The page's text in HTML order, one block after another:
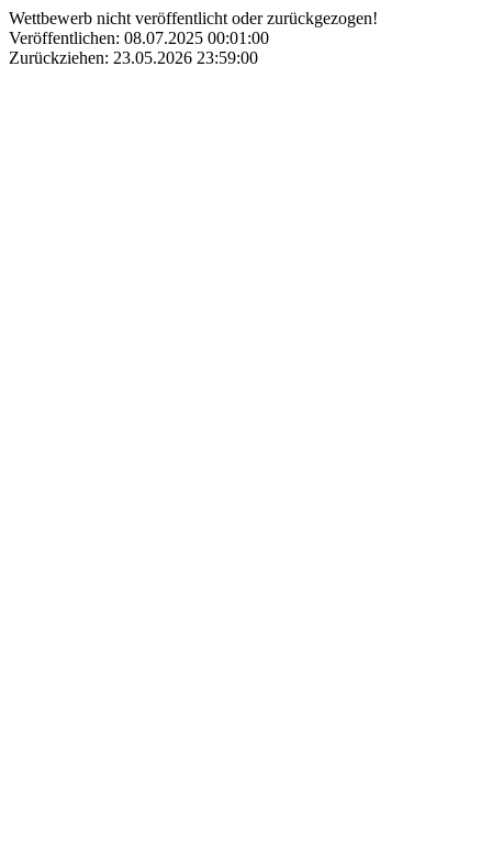
Wettbewerb nicht veröffentlicht oder zurückgezogen!
Veröffentlichen: 08.07.2025 00:01:00
Zurückziehen: 23.05.2026 23:59:00